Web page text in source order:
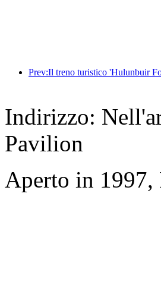
Indirizzo:
Pavilion
Aperto in 1997,